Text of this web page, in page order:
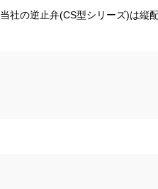
当社の逆止弁(CS型シリーズ)は縦